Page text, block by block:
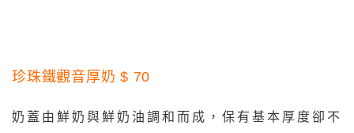
珍珠鐵觀音厚奶 $ 70
奶蓋由鮮奶與鮮奶油調和而成，保有基本厚度卻不